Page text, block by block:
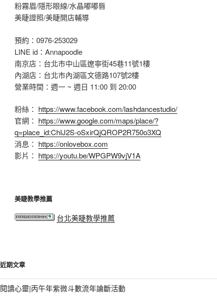
粉霧眉/隱形眼線/水晶嘟嘟唇
美睫證照/美睫開店輔導
預約：0976-253029
LINE id：Annapoodle
南京店：台北市中山區遼寧街45巷11號1樓
內湖店：台北市內湖區文德路107號2樓
營業時間：週一 ~ 週日 11:00 到 20:00
粉絲： https://www.facebook.com/lashdancestudio/
官網： https://www.google.com/maps/place/?
q=place_id:ChIJ2S-oSxirQjQROP2R750o3XQ
消息： https://onlovebox.com
影片： https://youtu.be/WPGPW9vjV1A
美睫教學推薦
台北美睫教學推薦
近期文章
閱讀心靈|丙午年紫微斗數流年論斷活動